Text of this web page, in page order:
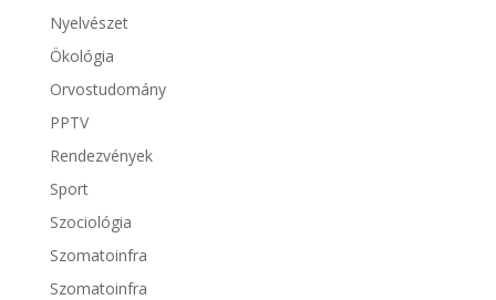
Nyelvészet
Ökológia
Orvostudomány
PPTV
Rendezvények
Sport
Szociológia
Szomatoinfra
Szomatoinfra